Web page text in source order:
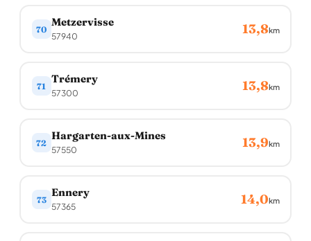
70
Metzervisse
57940 13,8km
71
Trémery
57300 13,8km
72
Hargarten-aux-Mines
57550 13,9km
73
Ennery
57365 14,0km